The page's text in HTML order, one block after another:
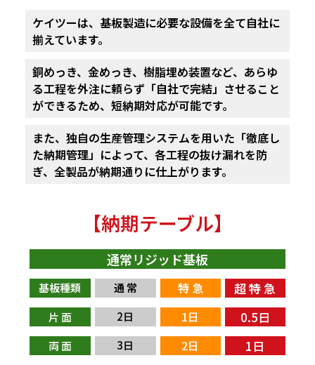
ケイツーは、基板製造に必要な設備を全て自社に
揃えています。
銅めっき、金めっき、樹脂埋め装置など、あらゆ
る工程を外注に頼らず 「自社で完結」させること
ができるため、短納期対応が可能です。
また、独自の生産管理システムを用いた「徹底し
た納期管理」によって、 各工程の抜け漏れを防
ぎ、全製品が納期通りに仕上がります。
【納期テーブル】
通常リジッド基板
基板種類 通 常 特 急 超 特 急
片 面 2日 1日 0.5日
両 面 3日 2日 1日